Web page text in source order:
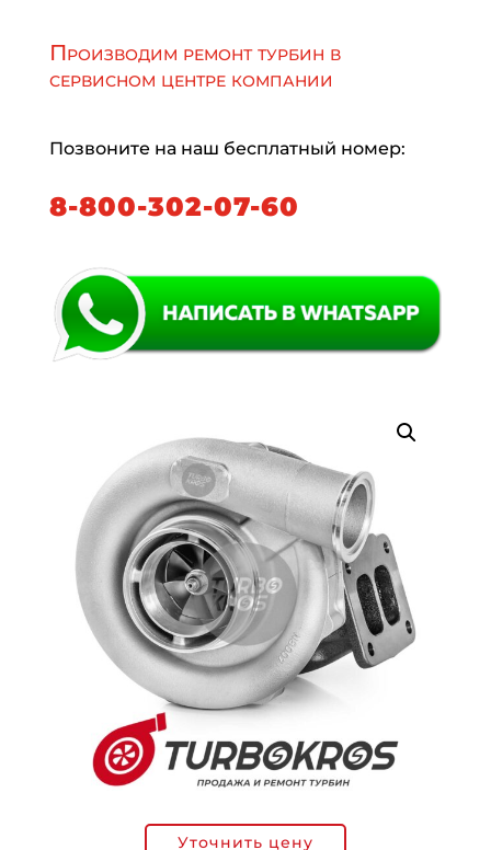
Производим ремонт турбин в
сервисном центре компании
Позвоните на наш бесплатный номер:
8-800-302-07-60
Уточнить цену